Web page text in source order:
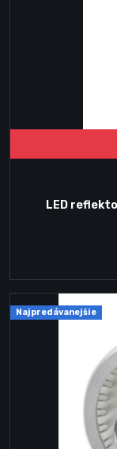
LED
Najpredávanejšie